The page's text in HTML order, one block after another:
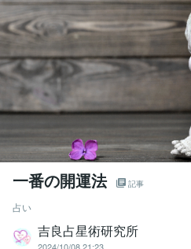
一番の開運法 記事
占い
吉良占星術研究所
2024/10/08 21:23